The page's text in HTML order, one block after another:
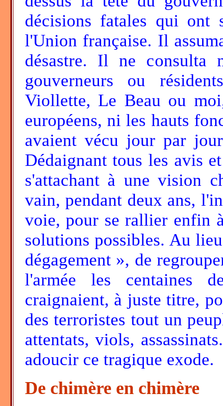
décisions fatales qui
l'Union française. Il
désastre. Il ne consulta
gouverneurs ou
Viollette, Le Beau ou
européens, ni les hauts
avaient vécu jour par
Dédaignant tous les avis
s'attachant à une vision
vain, pendant deux ans,
voie, pour se rallier enfin
solutions possibles. Au
dégagement », de
l'armée les centaines
craignaient, à juste titre,
des terroristes tout un
attentats, viols,
adoucir ce tragique exode.
De chimère en chimère